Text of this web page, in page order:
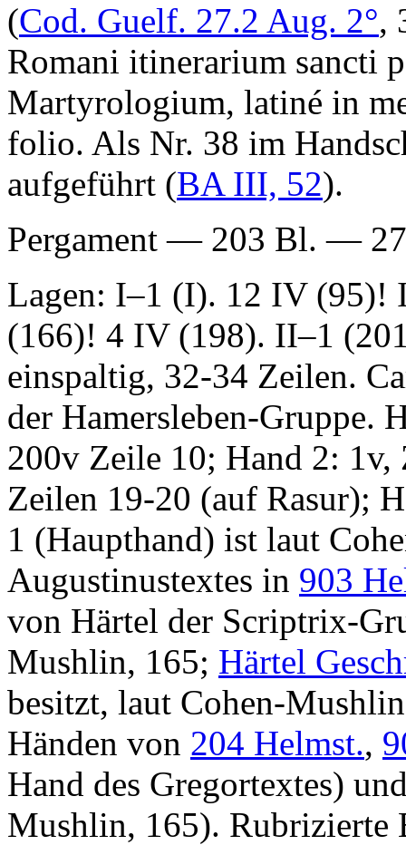
(Cod. Guelf. 27.2 Aug. 2°,
Romani itinerarium sancti
Martyrologium, latiné in
folio. Als Nr. 38 im
aufgeführt (BA III, 52).
Pergament — 203 Bl. —
Lagen: I–1 (I). 12 IV
(166)! 4 IV (198). II–1
einspaltig, 32-34 Zeilen.
der Hamersleben-Gruppe.
200v Zeile 10; Hand 2: 1v,
Zeilen 19-20 (auf Rasur);
1 (Haupthand) ist laut
Augustinustextes in 903
von Härtel der Scriptrix-
Mushlin, 165; Härtel
besitzt, laut Cohen-
Händen von 204 Helmst.,
Hand des Gregortextes)
Mushlin, 165). Rubrizierte